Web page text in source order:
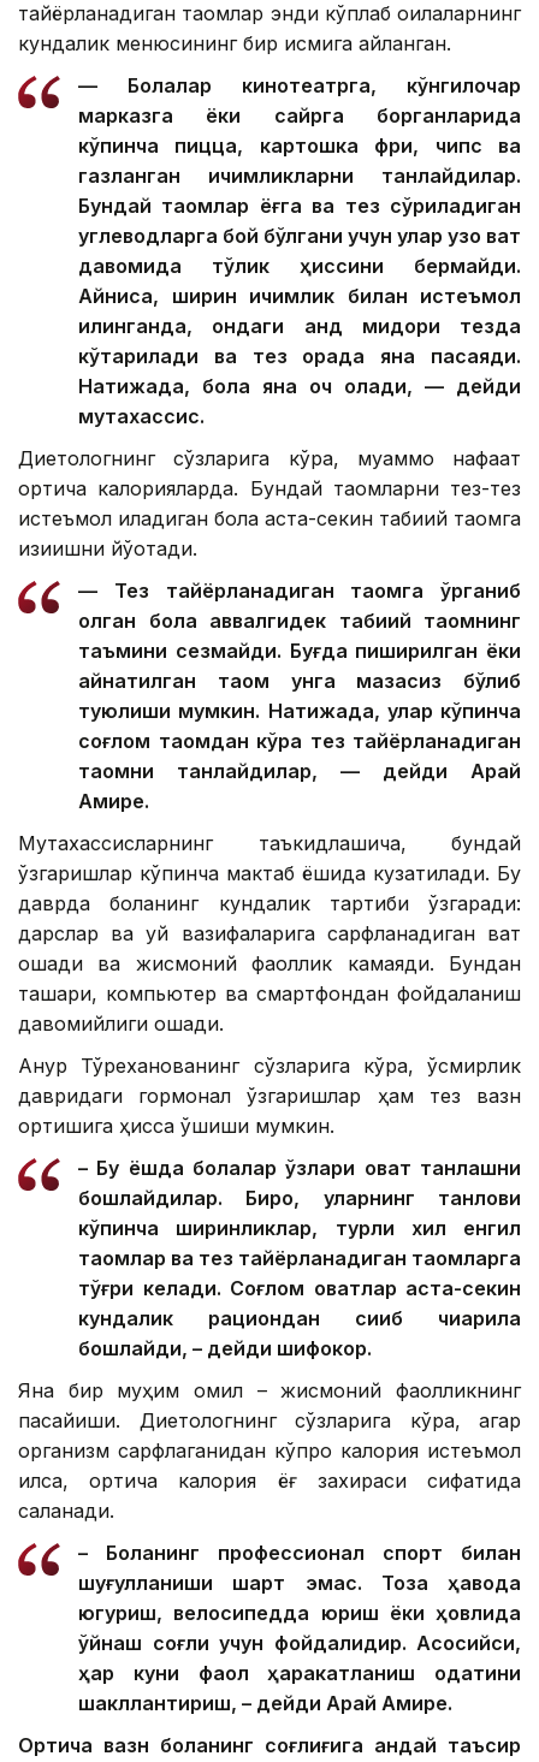
тайёрланадиган таомлар энди кўплаб оилаларнинг
кундалик менюсининг бир қисмига айланган.
— Болалар кинотеатрга, кўнгилочар
марказга ёки сайрга борганларида
кўпинча пицца, картошка фри, чипс ва
газланган ичимликларни танлайдилар.
Бундай таомлар ёғга ва тез сўриладиган
углеводларга бой бўлгани учун улар узоқ вақт
давомида тўқлик ҳиссини бермайди.
Айниқса, ширин ичимлик билан истеъмол
қилинганда, қондаги қанд миқдори тезда
кўтарилади ва тез орада яна пасаяди.
Натижада, бола яна оч қолади, — дейди
мутахассис.
Диетологнинг сўзларига кўра, муаммо нафақат
ортиқча калорияларда. Бундай таомларни тез-тез
истеъмол қиладиган бола аста-секин табиий таомга
қизиқишни йўқотади.
— Тез тайёрланадиган таомга ўрганиб
қолган бола аввалгидек табиий таомнинг
таъмини сезмайди. Буғда пиширилган ёки
қайнатилган таом унга мазасиз бўлиб
туюлиши мумкин. Натижада, улар кўпинча
соғлом таомдан кўра тез тайёрланадиган
таомни танлайдилар, — дейди Арай
Амире.
Мутахассисларнинг таъкидлашича, бундай
ўзгаришлар кўпинча мактаб ёшида кузатилади. Бу
даврда боланинг кундалик тартиби ўзгаради:
дарслар ва уй вазифаларига сарфланадиган вақт
ошади ва жисмоний фаоллик камаяди. Бундан
ташқари, компьютер ва смартфондан фойдаланиш
давомийлиги ошади.
Ақнур Тўреханованинг сўзларига кўра, ўсмирлик
давридаги гормонал ўзгаришлар ҳам тез вазн
ортишига ҳисса қўшиши мумкин.
– Бу ёшда болалар ўзлари овқат танлашни
бошлайдилар. Бироқ, уларнинг танлови
кўпинча ширинликлар, турли хил енгил
таомлар ва тез тайёрланадиган таомларга
тўғри келади. Соғлом овқатлар аста-секин
кундалик рациондан сиқиб чиқарила
бошлайди, – дейди шифокор.
Яна бир муҳим омил – жисмоний фаолликнинг
пасайиши. Диетологнинг сўзларига кўра, агар
организм сарфлаганидан кўпроқ калория истеъмол
қилса, ортиқча калория ёғ захираси сифатида
сақланади.
– Боланинг профессионал спорт билан
шуғулланиши шарт эмас. Тоза ҳавода
югуриш, велосипедда юриш ёки ҳовлида
ўйнаш соғлиқ учун фойдалидир. Асосийси,
ҳар куни фаол ҳаракатланиш одатини
шакллантириш, – дейди Арай Амире.
Ортиқча вазн боланинг соғлиғига қандай таъсир